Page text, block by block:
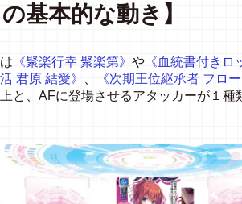
基本的な動き】
《聚楽行幸 聚楽第》 や 《血統書付き
君原 結愛》 《次期王位継承者 フロ
と、 AFに登場させるアタッカーが１種